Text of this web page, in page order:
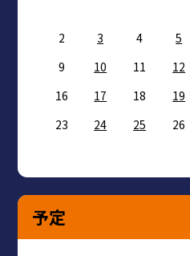
2
3 4 5
9
10 11 12
16
17 18 19
23
24 25 26
予定